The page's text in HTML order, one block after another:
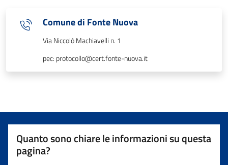
Comune di Fonte Nuova
Via Niccolò Machiavelli n. 1
pec: protocollo@cert.fonte-nuova.it
Quanto sono chiare le informazioni su questa
pagina?